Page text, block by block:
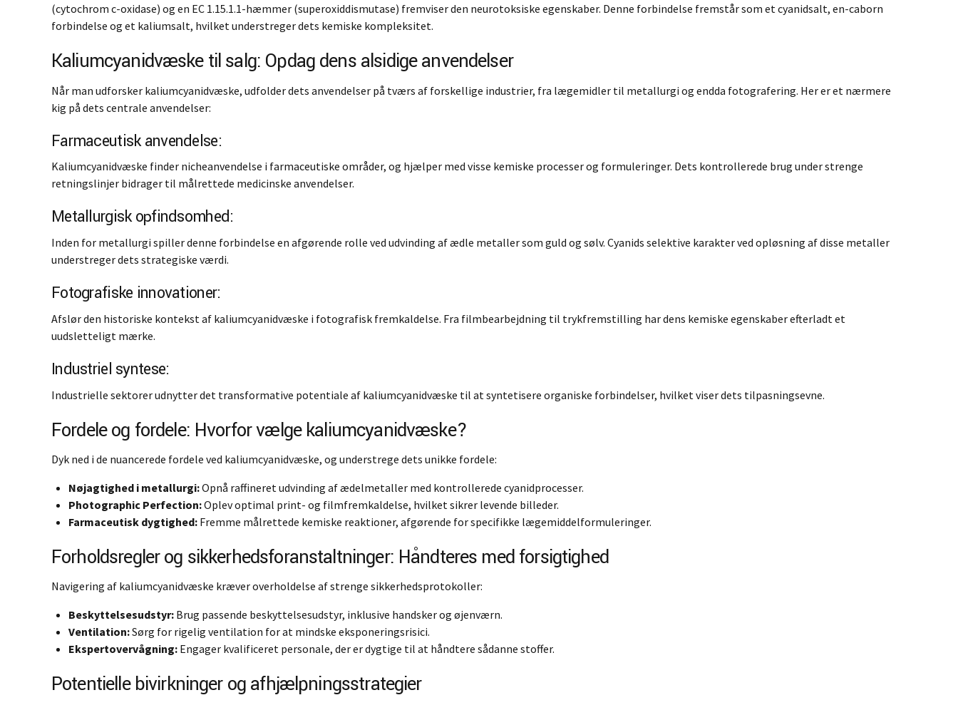
(cytochrom c-oxidase) og en EC 1.15.1.1-hæmmer (superoxiddismutase) fremviser den neurotoksiske egenskaber. Denne forbindelse fremstår som et cyanidsalt, en-caborn
forbindelse og et kaliumsalt, hvilket understreger dets kemiske kompleksitet.
Kaliumcyanidvæske til salg: Opdag dens alsidige anvendelser
Når man udforsker kaliumcyanidvæske, udfolder dets anvendelser på tværs af forskellige industrier, fra lægemidler til metallurgi og endda fotografering. Her er et nærmere
kig på dets centrale anvendelser:
Farmaceutisk anvendelse:
Kaliumcyanidvæske finder nicheanvendelse i farmaceutiske områder, og hjælper med visse kemiske processer og formuleringer. Dets kontrollerede brug under strenge
retningslinjer bidrager til målrettede medicinske anvendelser.
Metallurgisk opfindsomhed:
Inden for metallurgi spiller denne forbindelse en afgørende rolle ved udvinding af ædle metaller som guld og sølv. Cyanids selektive karakter ved opløsning af disse metaller
understreger dets strategiske værdi.
Fotografiske innovationer:
Afslør den historiske kontekst af kaliumcyanidvæske i fotografisk fremkaldelse. Fra filmbearbejdning til trykfremstilling har dens kemiske egenskaber efterladt et
uudsletteligt mærke.
Industriel syntese:
Industrielle sektorer udnytter det transformative potentiale af kaliumcyanidvæske til at syntetisere organiske forbindelser, hvilket viser dets tilpasningsevne.
Fordele og fordele: Hvorfor vælge kaliumcyanidvæske?
Dyk ned i de nuancerede fordele ved kaliumcyanidvæske, og understrege dets unikke fordele:
Nøjagtighed i metallurgi:Opnå raffineret udvinding af ædelmetaller med kontrollerede cyanidprocesser.
Photographic Perfection:Oplev optimal print- og filmfremkaldelse, hvilket sikrer levende billeder.
Farmaceutisk dygtighed: Fremme målrettede kemiske reaktioner, afgørende for specifikke lægemiddelformuleringer.
Forholdsregler og sikkerhedsforanstaltninger: Håndteres med forsigtighed
Navigering af kaliumcyanidvæske kræver overholdelse af strenge sikkerhedsprotokoller:
Beskyttelsesudstyr: Brug passende beskyttelsesudstyr, inklusive handsker og øjenværn.
Ventilation:Sørg for rigelig ventilation for at mindske eksponeringsrisici.
Ekspertovervågning: Engager kvalificeret personale, der er dygtige til at håndtere sådanne stoffer.
Potentielle bivirkninger og afhjælpningsstrategier